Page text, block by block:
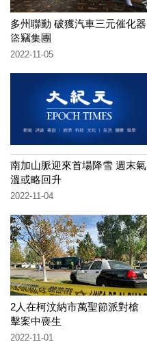
多州聯動 破獲汽車三元催化器
盜竊集團
2022-11-05
南加山脈迎來首場降雪 週末氣
溫或略回升
2022-11-04
2人在柯汶納市萬聖節派對槍
擊案中喪生
2022-11-01